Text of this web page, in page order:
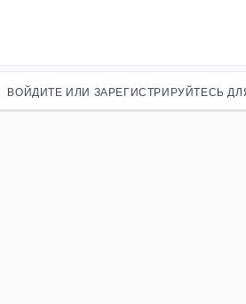
ВОЙДИТЕ ИЛИ ЗАРЕГИСТРИРУЙТЕСЬ